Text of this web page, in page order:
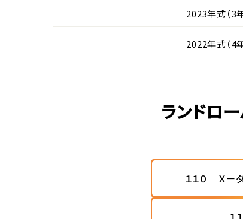
2023年式（3
2022年式（4
ランドロ
１１０ Ｘ－